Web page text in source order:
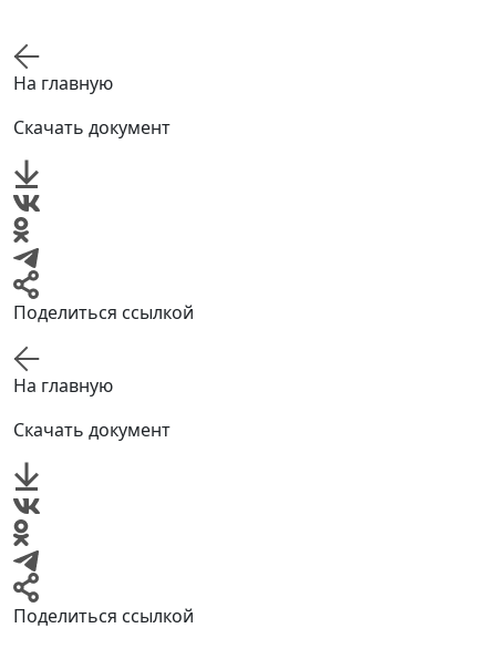
На главную
Скачать документ
Поделиться ссылкой
На главную
Скачать документ
Поделиться ссылкой